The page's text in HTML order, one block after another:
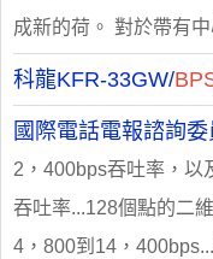
成新的荷。 對於帶有
科龍KFR-33GW/
國際電話電報諮詢
2，400bps吞吐率，以
吞吐率...128個點的二
4，800到14，